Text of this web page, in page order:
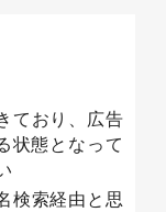
ており、広告
状態となって
検索経由と思